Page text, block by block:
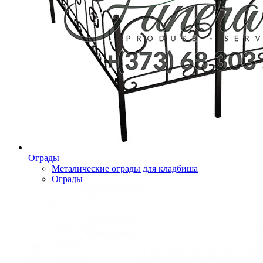
Ограды
Металические ограды для кладбиша
Ограды